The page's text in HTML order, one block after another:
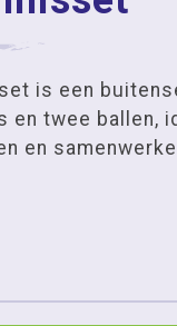
is een
twee ballen,
en